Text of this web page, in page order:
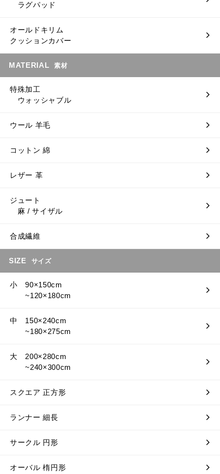
ラグパッド
オールドキリム
クッションカバー
MATERIAL 素材
特殊加工
ウォッシャブル
ウール 羊毛
コットン 綿
レザー 革
ジュート
麻 / サイザル
合成繊維
SIZE サイズ
小 90×150cm
~120×180cm
中 150×240cm
~180×275cm
大 200×280cm
~240×300cm
スクエア 正方形
ランナー 細長
サークル 円形
オーバル 楕円形